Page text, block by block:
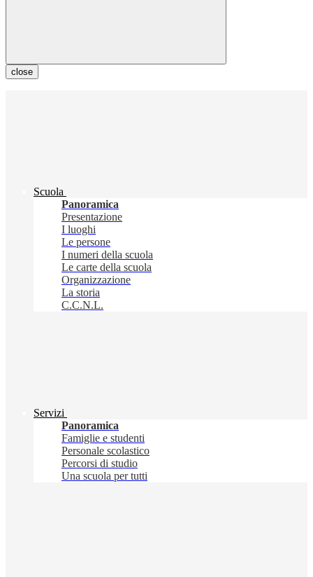
close
Scuola
Panoramica
Presentazione
I luoghi
Le persone
I numeri della scuola
Le carte della scuola
Organizzazione
La storia
C.C.N.L.
Servizi
Panoramica
Famiglie e studenti
Personale scolastico
Percorsi di studio
Una scuola per tutti